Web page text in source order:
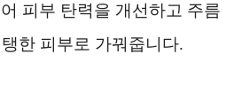
피부 탄력을 개선하고 주름
한 피부로 가꿔줍니다.